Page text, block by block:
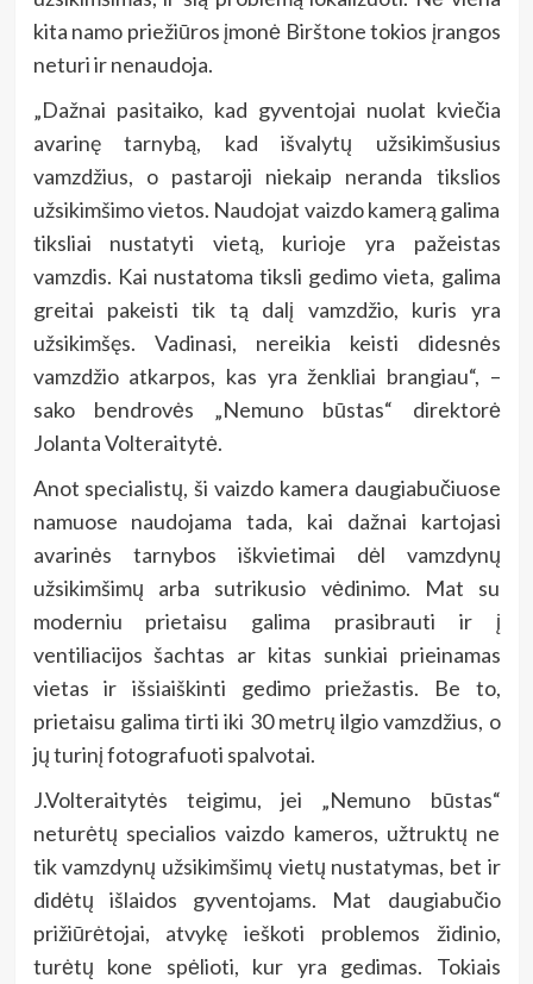
kita namo priežiūros įmonė Birštone tokios įrangos
neturi ir nenaudoja.
„Dažnai pasitaiko, kad gyventojai nuolat kviečia
avarinę tarnybą, kad išvalytų užsikimšusius
vamzdžius, o pastaroji niekaip neranda tikslios
užsikimšimo vietos. Naudojat vaizdo kamerą galima
tiksliai nustatyti vietą, kurioje yra pažeistas
vamzdis. Kai nustatoma tiksli gedimo vieta, galima
greitai pakeisti tik tą dalį vamzdžio, kuris yra
užsikimšęs. Vadinasi, nereikia keisti didesnės
vamzdžio atkarpos, kas yra ženkliai brangiau“, –
sako bendrovės „Nemuno būstas“ direktorė
Jolanta Volteraitytė.
Anot specialistų, ši vaizdo kamera daugiabučiuose
namuose naudojama tada, kai dažnai kartojasi
avarinės tarnybos iškvietimai dėl vamzdynų
užsikimšimų arba sutrikusio vėdinimo. Mat su
moderniu prietaisu galima prasibrauti ir į
ventiliacijos šachtas ar kitas sunkiai prieinamas
vietas ir išsiaiškinti gedimo priežastis. Be to,
prietaisu galima tirti iki 30 metrų ilgio vamzdžius, o
jų turinį fotografuoti spalvotai.
J.Volteraitytės teigimu, jei „Nemuno būstas“
neturėtų specialios vaizdo kameros, užtruktų ne
tik vamzdynų užsikimšimų vietų nustatymas, bet ir
didėtų išlaidos gyventojams. Mat daugiabučio
prižiūrėtojai, atvykę ieškoti problemos židinio,
turėtų kone spėlioti, kur yra gedimas. Tokiais